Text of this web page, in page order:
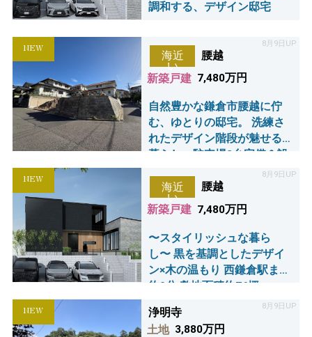
調和する、デザイン邸宅
NEW 8月9日UP
海近
い
腰越
新築戸建 7,480万円
自然豊かな鎌倉市腰越に佇
む、ゆとりの邸宅。 洗練さ
れたデザイン階段が魅せる
暮らし。駐車場3台完備＆設
NEW 8月9日UP
海近
い
腰越
新築戸建 7,480万円
〜スタイリッシュな暮ら
し〜 黒を基調としたデザイ
ン×木の温もり 西鎌倉駅まで
約9分 敷地面積約76坪
NEW 8月9日UP
浄明寺
土地 3,880万円